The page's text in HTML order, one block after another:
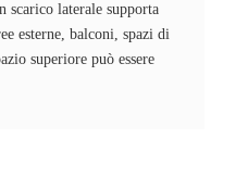
scarico laterale supporta
esterne, balconi, spazi di
superiore può essere